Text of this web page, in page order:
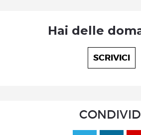
Hai delle
SCRIVICI